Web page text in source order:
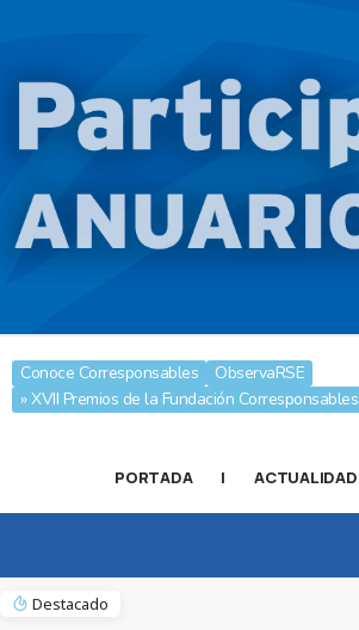
Conoce Corresponsables
ObservaRSE
» XVII Premios de la Fundación Corresponsables
PORTADA | ACTUALIDAD
Destacado